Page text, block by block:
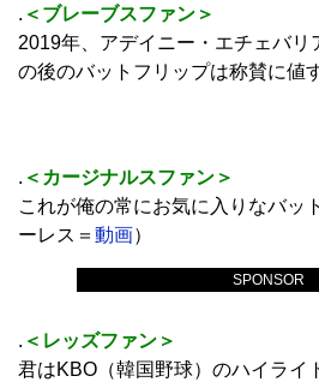
SPONSOR
. ＜ブレーブスファン＞
2019年、アデイニー・エチェバリ
の後のバットフリップは称賛に値
. ＜カージナルスファン＞
これが俺の常にお気に入りなバッ
ーレス＝ 動画）
. ＜レッズファン＞
君はKBO（韓国野球）のハイライ